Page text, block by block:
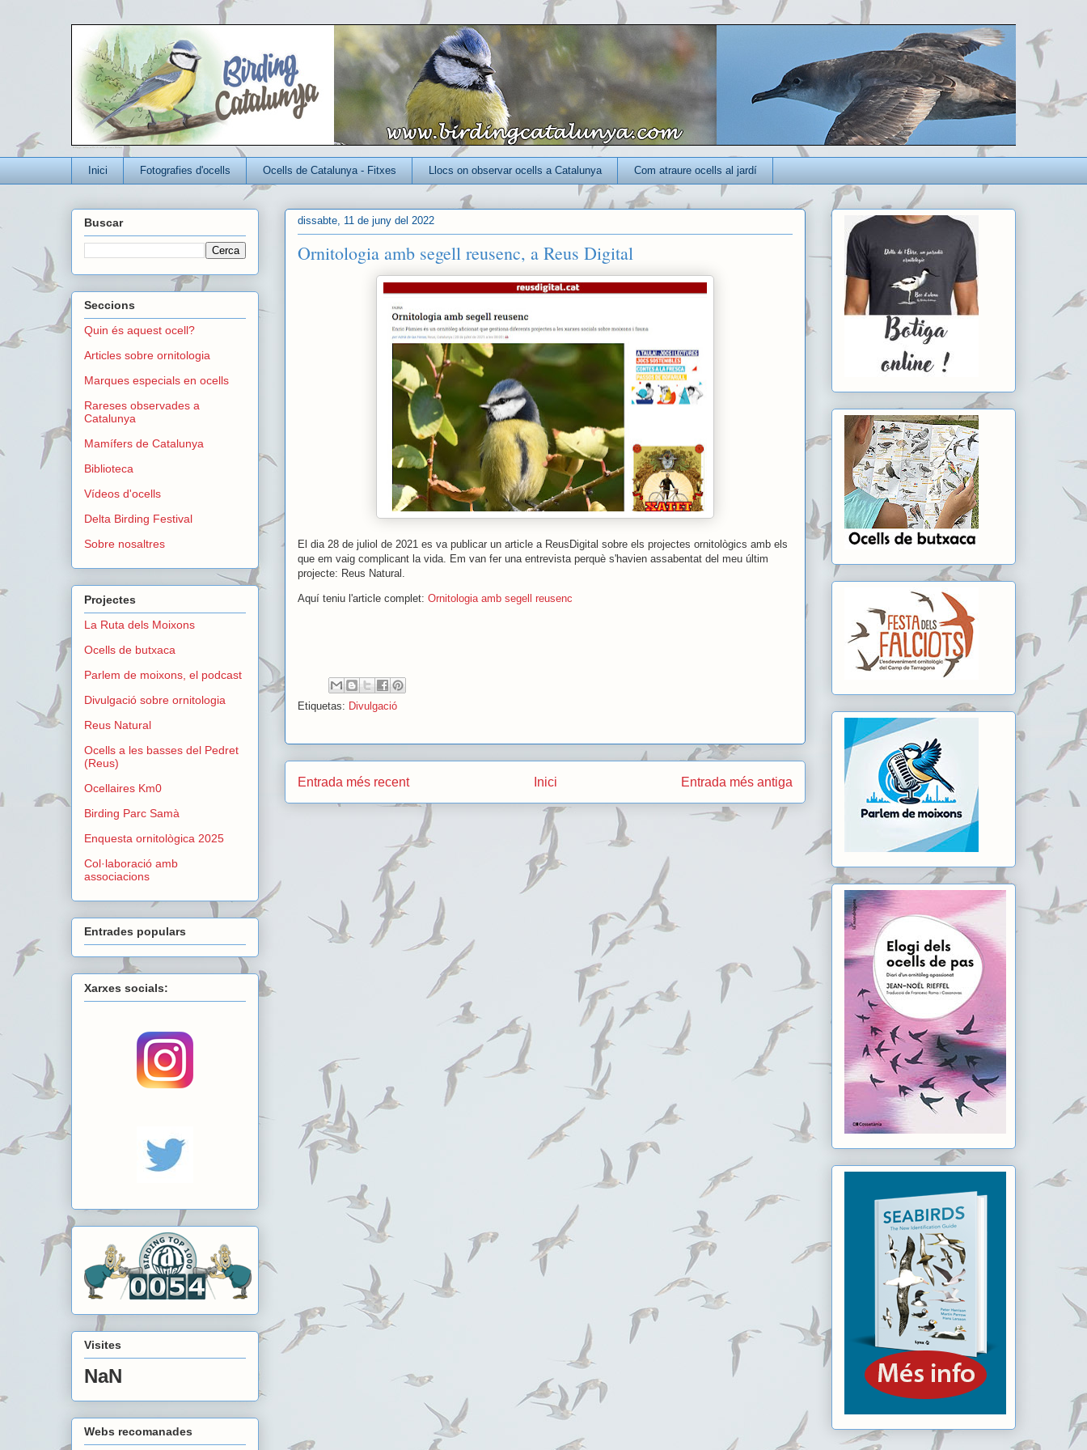
Un blog per conèixer millor els ocells que viuen a Catalunya
Inici Fotografies d'ocells Ocells de Catalunya - Fitxes Llocs on observar ocells a Catalunya Com atraure ocells al jardí
dissabte, 11 de juny del 2022
Ornitologia amb segell reusenc, a Reus Digital
El dia 28 de juliol de 2021 es va publicar un article a ReusDigital sobre els projectes ornitològics amb els
que em vaig complicant la vida. Em van fer una entrevista perquè s'havien assabentat del meu últim
projecte: Reus Natural.
Aquí teniu l'article complet: Ornitologia amb segell reusenc
Etiquetas: Divulgació
Entrada més recent Entrada més antiga
Inici
Buscar
Seccions
Quin és aquest ocell?
Articles sobre ornitologia
Marques especials en ocells
Rareses observades a
Catalunya
Mamífers de Catalunya
Biblioteca
Vídeos d'ocells
Delta Birding Festival
Sobre nosaltres
Projectes
La Ruta dels Moixons
Ocells de butxaca
Parlem de moixons, el podcast
Divulgació sobre ornitologia
Reus Natural
Ocells a les basses del Pedret
(Reus)
Ocellaires Km0
Birding Parc Samà
Enquesta ornitològica 2025
Col·laboració amb
associacions
Entrades populars
Xarxes socials:
Visites
NaN
Webs recomanades